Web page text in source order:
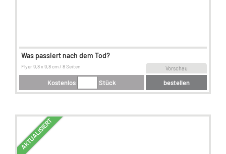
Was passiert nach dem Tod?
Vorschau
Flyer 9,8 x 9,8 cm / 8 Seiten
Kostenlos Stück bestellen
AKTUALISIERT